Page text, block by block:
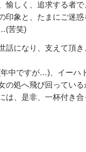
愉しく、追求する者
印象と、たまにご迷
苦笑)
話になり、支えて頂
中ですが…)、イーハ
の処へ飛び回っている
は、是非、一杯付き